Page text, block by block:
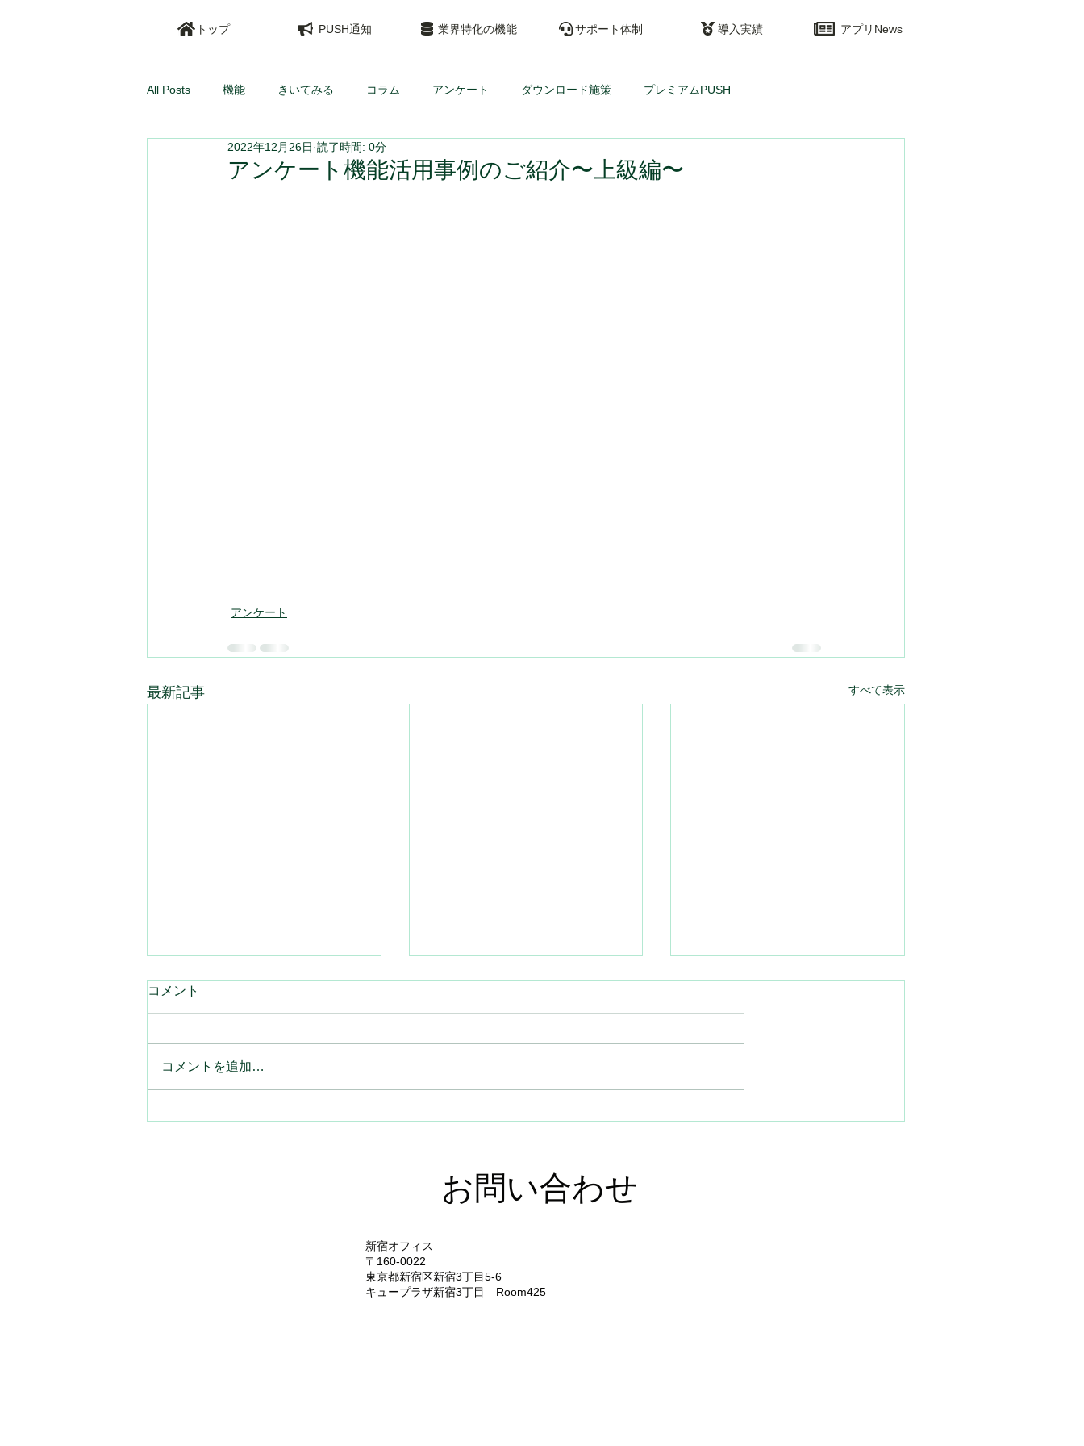
トップ PUSH通知 業界特化の機能 サポート体制 導入実績 アプリNews
All Posts 機能 きいてみる コラム アンケート ダウンロード施策 プレミアムPUSH
アンケート機能活用事例のご紹介〜上級編〜
2022年12月26日 読了時間: 0分
アンケート
最新記事 すべて表示
コメント
コメントを追加…
お問い合わせ
新宿オフィス
〒160-0022
東京都新宿区新宿3丁目5-6
キュープラザ新宿3丁目 Room425